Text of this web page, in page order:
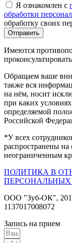
Я ознакомлен с
обработки
обработку своих
Отправить
Имеются
Обращаем ваше
также вся
на нём, носит
при каких
определяемой
Российской
*У всех
распространены на
неограниченным
ПОЛИТИКА В
ООО "Зуб-ОК",
1137017008072
Запись на прием